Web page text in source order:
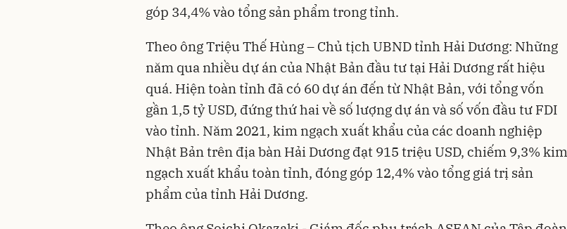
góp 34,4% vào tổng sản phẩm trong tỉnh.
Theo ông Triệu Thế Hùng – Chủ tịch UBND tỉnh Hải Dương: Những
năm qua nhiều dự án của Nhật Bản đầu tư tại Hải Dương rất hiệu
quá. Hiện toàn tỉnh đã có 60 dự án đến từ Nhật Bản, với tổng vốn
gần 1,5 tỷ USD, đứng thứ hai về số lượng dự án và số vốn đầu tư FDI
vào tỉnh. Năm 2021, kim ngạch xuất khẩu của các doanh nghiệp
Nhật Bản trên địa bàn Hải Dương đạt 915 triệu USD, chiếm 9,3% kim
ngạch xuất khẩu toàn tỉnh, đóng góp 12,4% vào tổng giá trị sản
phẩm của tỉnh Hải Dương.